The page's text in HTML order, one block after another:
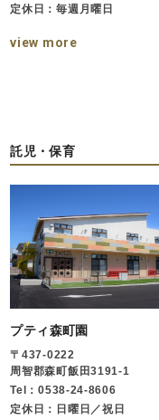
定休日：毎週月曜日
view more
託児・保育
プティ森町園
〒437-0222
周智郡森町飯田3191-1
Tel：0538-24-8606
定休日：日曜日／祝日